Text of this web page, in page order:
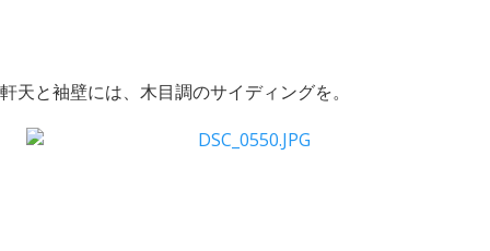
軒天と袖壁には、木目調のサイディングを。